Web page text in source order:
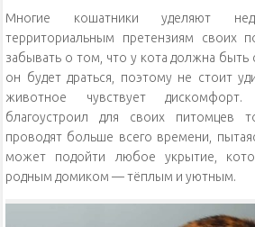
Многие кошатники уделяют
территориальным претензиям своих
забывать о том, что у кота должна быть
он будет драться, поэтому не стоит
животное чувствует
благоустроил для своих питомцев
проводят больше всего времени,
может подойти любое укрытие,
родным домиком — тёплым и уютным.